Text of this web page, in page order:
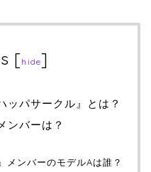
[hide]
ッパサークル』とは？
ンバーは？
メンバーのモデルAは誰？